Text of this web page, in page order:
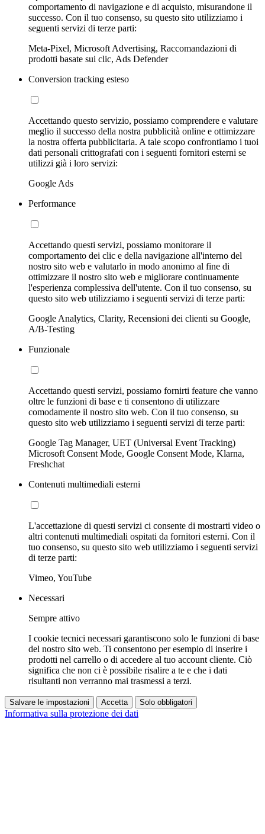
comportamento di navigazione e di acquisto, misurandone il
successo. Con il tuo consenso, su questo sito utilizziamo i
seguenti servizi di terze parti:
Meta-Pixel, Microsoft Advertising, Raccomandazioni di
prodotti basate sui clic, Ads Defender
Conversion tracking esteso
Accettando questo servizio, possiamo comprendere e valutare
meglio il successo della nostra pubblicità online e ottimizzare
la nostra offerta pubblicitaria. A tale scopo confrontiamo i tuoi
dati personali crittografati con i seguenti fornitori esterni se
utilizzi già i loro servizi:
Google Ads
Performance
Accettando questi servizi, possiamo monitorare il
comportamento dei clic e della navigazione all'interno del
nostro sito web e valutarlo in modo anonimo al fine di
ottimizzare il nostro sito web e migliorare continuamente
l'esperienza complessiva dell'utente. Con il tuo consenso, su
questo sito web utilizziamo i seguenti servizi di terze parti:
Google Analytics, Clarity, Recensioni dei clienti su Google,
A/B-Testing
Funzionale
Accettando questi servizi, possiamo fornirti feature che vanno
oltre le funzioni di base e ti consentono di utilizzare
comodamente il nostro sito web. Con il tuo consenso, su
questo sito web utilizziamo i seguenti servizi di terze parti:
Google Tag Manager, UET (Universal Event Tracking)
Microsoft Consent Mode, Google Consent Mode, Klarna,
Freshchat
Contenuti multimediali esterni
L'accettazione di questi servizi ci consente di mostrarti video o
altri contenuti multimediali ospitati da fornitori esterni. Con il
tuo consenso, su questo sito web utilizziamo i seguenti servizi
di terze parti:
Vimeo, YouTube
Necessari
Sempre attivo
I cookie tecnici necessari garantiscono solo le funzioni di base
del nostro sito web. Ti consentono per esempio di inserire i
prodotti nel carrello o di accedere al tuo account cliente. Ciò
significa che non ci è possibile risalire a te e che i dati
risultanti non verranno mai trasmessi a terzi.
Salvare le impostazioni Accetta Solo obbligatori
Informativa sulla protezione dei dati